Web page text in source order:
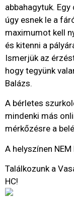
abbahagytuk.
úgy esnek le a
maximumot kell
és kitenni a
Ismerjük az
hogy tegyünk
Balázs.
A bérletes
mindenki más
mérkőzésre a
A helyszínen
Találkozunk a
HC!